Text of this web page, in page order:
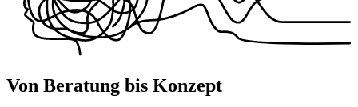
Von Beratung bis Konzept